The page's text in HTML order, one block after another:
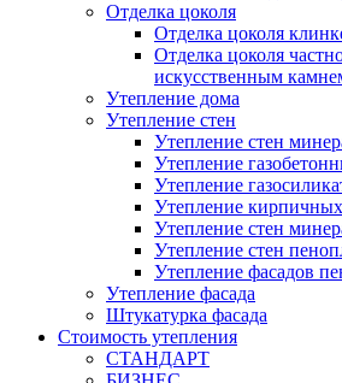
Отделка цоколя
Отделка цоколя
Отделка цоколя
искусственным
Утепление дома
Утепление стен
Утепление стен
Утепление
Утепление
Утепление
Утепление стен
Утепление стен
Утепление фасадов
Утепление фасада
Штукатурка фасада
Стоимость утепления
СТАНДАРТ